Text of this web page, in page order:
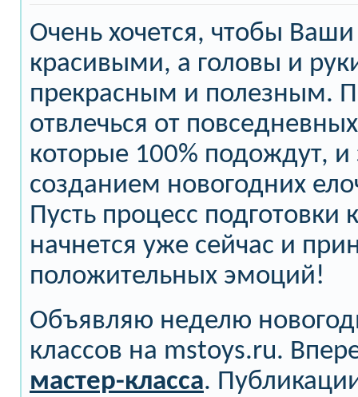
Очень хочется, чтобы
красивыми, а головы и
прекрасным и полезным.
отвлечься от
которые 100% подождут, и
созданием новогодних
Пусть процесс подготовки
начнется уже сейчас и
положительных эмоций!
Объявляю неделю
классов на mstoys.ru.
мастер-класса.